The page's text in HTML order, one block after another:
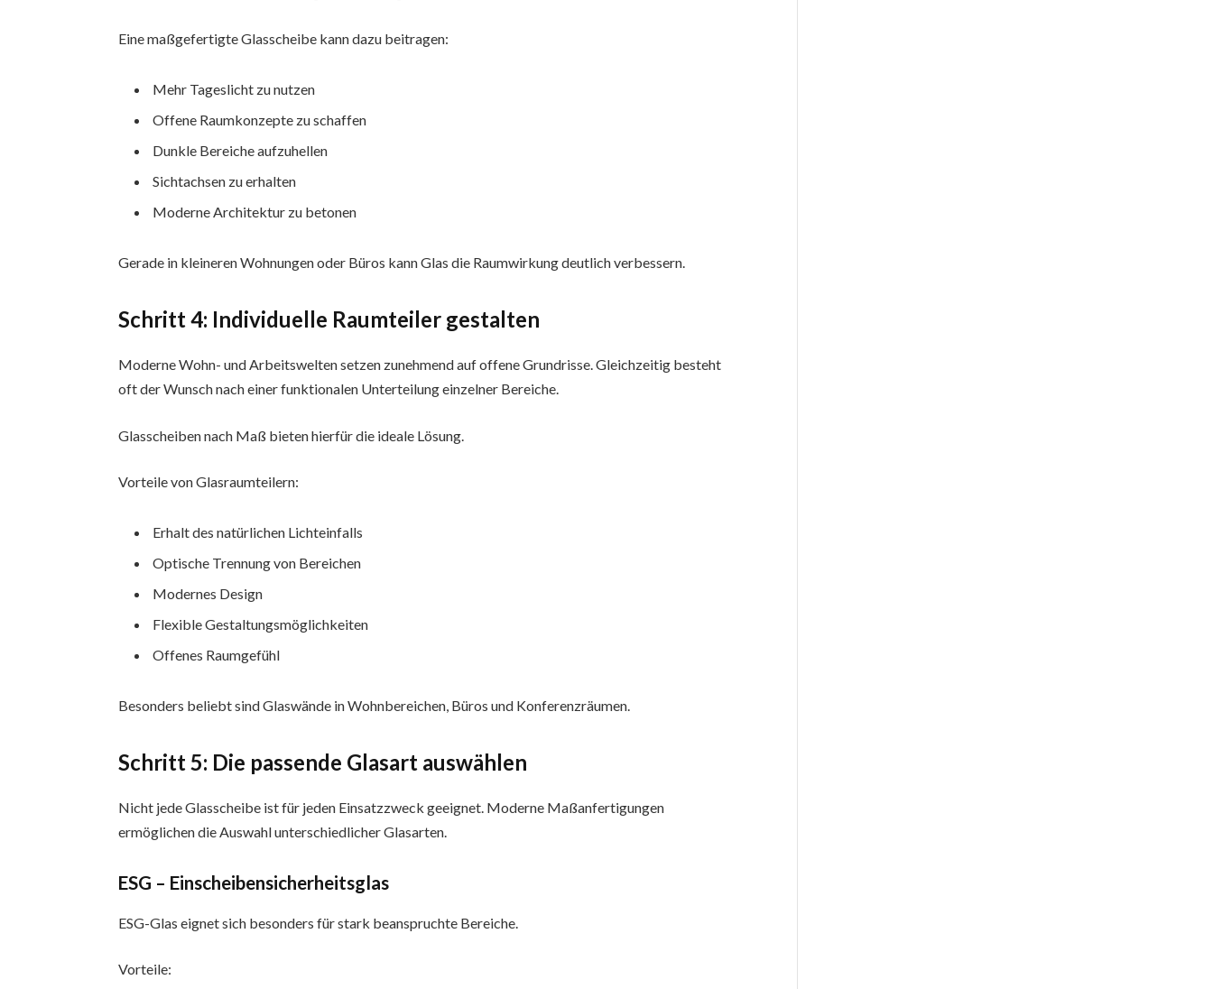
Eine maßgefertigte Glasscheibe kann dazu beitragen:
Mehr Tageslicht zu nutzen
Offene Raumkonzepte zu schaffen
Dunkle Bereiche aufzuhellen
Sichtachsen zu erhalten
Moderne Architektur zu betonen
Gerade in kleineren Wohnungen oder Büros kann Glas die Raumwirkung deutlich verbessern.
Schritt 4: Individuelle Raumteiler gestalten
Moderne Wohn- und Arbeitswelten setzen zunehmend auf offene Grundrisse. Gleichzeitig besteht
oft der Wunsch nach einer funktionalen Unterteilung einzelner Bereiche.
Glasscheiben nach Maß bieten hierfür die ideale Lösung.
Vorteile von Glasraumteilern:
Erhalt des natürlichen Lichteinfalls
Optische Trennung von Bereichen
Modernes Design
Flexible Gestaltungsmöglichkeiten
Offenes Raumgefühl
Besonders beliebt sind Glaswände in Wohnbereichen, Büros und Konferenzräumen.
Schritt 5: Die passende Glasart auswählen
Nicht jede Glasscheibe ist für jeden Einsatzzweck geeignet. Moderne Maßanfertigungen
ermöglichen die Auswahl unterschiedlicher Glasarten.
ESG – Einscheibensicherheitsglas
ESG-Glas eignet sich besonders für stark beanspruchte Bereiche.
Vorteile: